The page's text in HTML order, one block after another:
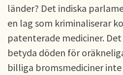
länder? Det indiska
en lag som kriminaliserar
patenterade mediciner.
betyda döden för
billiga bromsmediciner